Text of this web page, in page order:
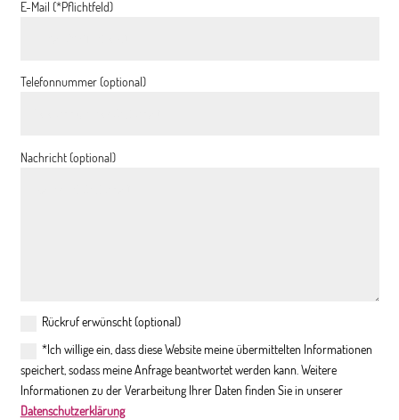
E-Mail (*Pflichtfeld)
Telefonnummer (optional)
Nachricht (optional)
Rückruf erwünscht (optional)
*Ich willige ein, dass diese Website meine übermittelten Informationen
speichert, sodass meine Anfrage beantwortet werden kann. Weitere
Informationen zu der Verarbeitung Ihrer Daten finden Sie in unserer
Datenschutzerklärung